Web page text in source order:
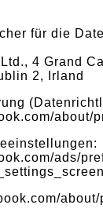
für die
4 Grand
2, Irland
about/
ads/